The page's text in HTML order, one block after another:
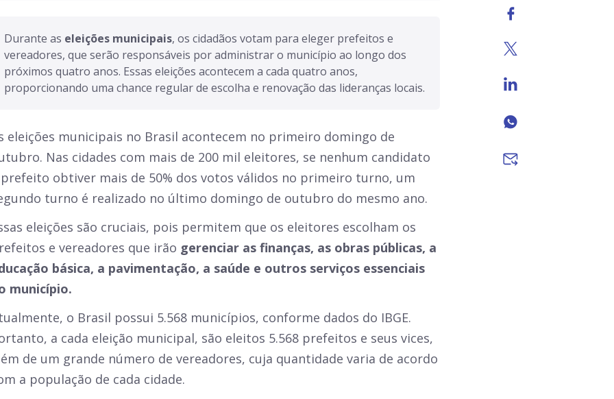
Durante as eleições municipais, os cidadãos votam para eleger prefeitos e
vereadores, que serão responsáveis por administrar o município ao longo dos
próximos quatro anos. Essas eleições acontecem a cada quatro anos,
proporcionando uma chance regular de escolha e renovação das lideranças locais.
eleições municipais no Brasil acontecem no primeiro domingo de
Nas cidades com mais de 200 mil eleitores, se nenhum candidato
obtiver mais de 50% dos votos válidos no primeiro turno, um
turno é realizado no último domingo de outubro do mesmo ano.
eleições são cruciais, pois permitem que os eleitores escolham os
e vereadores que irão gerenciar as finanças, as obras públicas, a
básica, a pavimentação, a saúde e outros serviços essenciais
município.
o Brasil possui 5.568 municípios, conforme dados do IBGE.
a cada eleição municipal, são eleitos 5.568 prefeitos e seus vices,
de um grande número de vereadores, cuja quantidade varia de acordo
a população de cada cidade.